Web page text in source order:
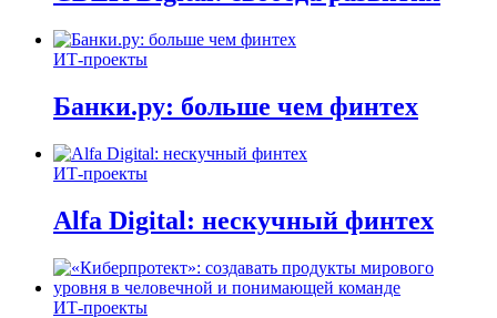
ИТ-проекты
Банки.ру: больше чем финтех
ИТ-проекты
Alfa Digital: нескучный финтех
ИТ-проекты